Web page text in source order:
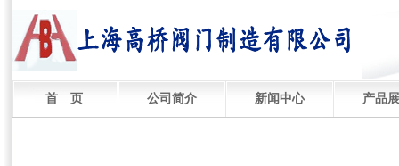
首 页 公司简介 新闻中心 产品